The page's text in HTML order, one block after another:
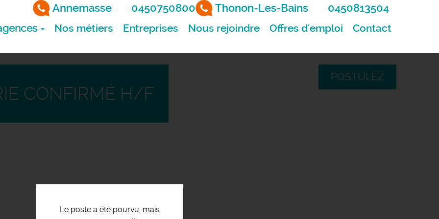
Annemasse 0450750800 Thonon-Les-Bains 0450813504
Nos métiers Entreprises Nous rejoindre Offres d'emploi Contact
Le poste a été pourvu, mais
POSTULEZ
CONFIRMÉ H/F